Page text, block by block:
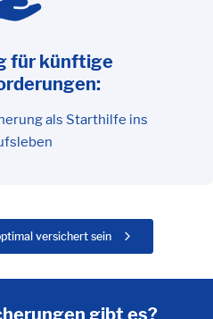
für künftige
als Starthilfe ins
versichert sein
gibt es?